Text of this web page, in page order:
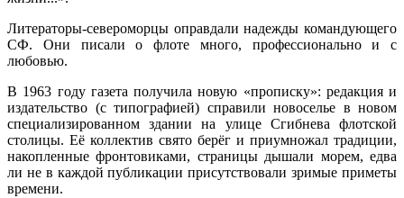
Литераторы-североморцы оправдали надежды командующего
СФ. Они писали о флоте много, профессионально и с
любовью.
В 1963 году газета получила новую «прописку»: редакция и
издательство (с типографией) справили новоселье в новом
специализированном здании на улице Сгибнева флотской
столицы. Её коллектив свято берёг и приумножал традиции,
накопленные фронтовиками, страницы дышали морем, едва
ли не в каждой публикации присутствовали зримые приметы
времени.